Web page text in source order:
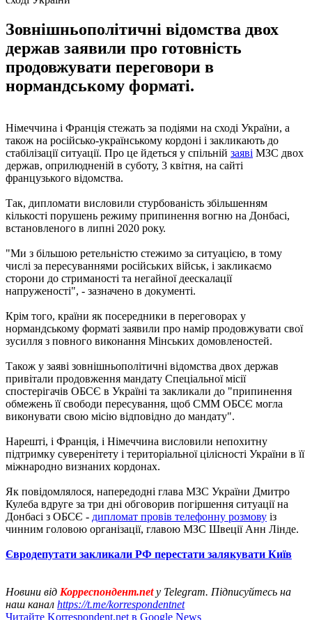
Зовнішньополітичні відомства двох
держав заявили про готовність
продовжувати переговори в
нормандському форматі.
Німеччина і Франція стежать за подіями на сході України, а
також на російсько-українському кордоні і закликають до
стабілізації ситуації. Про це йдеться у спільній заяві МЗС двох
держав, оприлюдненій в суботу, 3 квітня, на сайті
французького відомства.
Так, дипломати висловили стурбованість збільшенням
кількості порушень режиму припинення вогню на Донбасі,
встановленого в липні 2020 року.
"Ми з більшою ретельністю стежимо за ситуацією, в тому
числі за пересуваннями російських військ, і закликаємо
сторони до стриманості та негайної деескалації
напруженості", - зазначено в документі.
Крім того, країни як посередники в переговорах у
нормандському форматі заявили про намір продовжувати свої
зусилля з повного виконання Мінських домовленостей.
Також у заяві зовнішньополітичні відомства двох держав
привітали продовження мандату Спеціальної місії
спостерігачів ОБСЄ в Україні та закликали до "припинення
обмежень її свободи пересування, щоб СММ ОБСЄ могла
виконувати свою місію відповідно до мандату".
Нарешті, і Франція, і Німеччина висловили непохитну
підтримку суверенітету і територіальної цілісності України в її
міжнародно визнаних кордонах.
Як повідомлялося, напередодні глава МЗС України Дмитро
Кулеба вдруге за три дні обговорив погіршення ситуації на
Донбасі з ОБСЄ - дипломат провів телефонну розмову із
чинним головою організації, главою МЗС Швеції Анн Лінде.
Євродепутати закликали РФ перестати залякувати Київ
Новини від Корреспондент.netу Telegram. Підписуйтесь на
наш канал https://t.me/korrespondentnet
Читайте Korrespondent.net в Google News